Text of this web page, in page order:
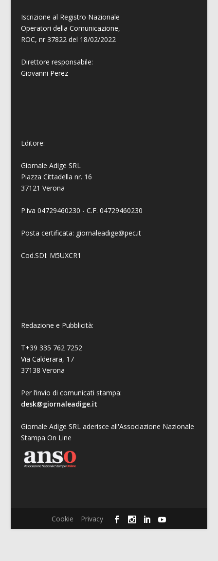
Iscrizione al Registro Nazionale
Operatori della Comunicazione,
ROC, nr 37822 del 18/02/2022
Direttore responsabile:
Giovanni Perez
Editore:
Giornale Adige SRL
Piazza Cittadella nr. 16
37121 Verona
P.iva 04729460230 - C.F. 04729460230
Posta certificata: giornaleadige@pec.it
Cod.SDI: M5UXCR1
Redazione e Pubblicità:
T+39 335 762 7252
Via Calderara, 17
37138 Verona
Per l’invio di comunicati stampa:
desk@giornaleadige.it
Giornale Adige SRL aderisce all'Associazione Nazionale
Stampa On Line
Cookie Privacy